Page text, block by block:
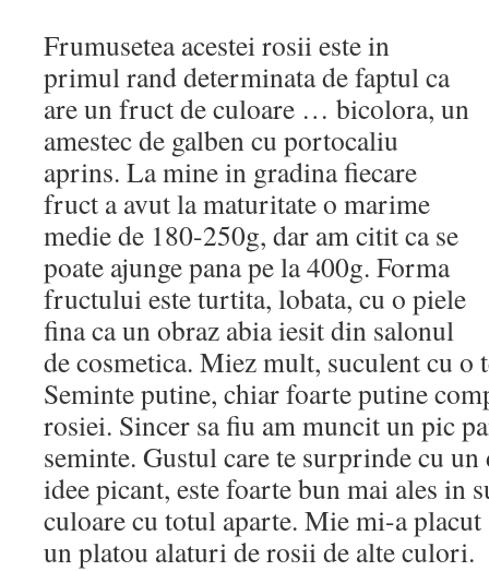
Frumusetea acestei rosii este in
primul rand determinata de faptul ca
are un fruct de culoare … bicolora, un
amestec de galben cu portocaliu
aprins. La mine in gradina fiecare
fruct a avut la maturitate o marime
medie de 180-250g, dar am citit ca se
poate ajunge pana pe la 400g. Forma
fructului este turtita, lobata, cu o piele
fina ca un obraz abia iesit din salonul
de cosmetica. Miez mult, suculent cu o
Seminte putine, chiar foarte putine
rosiei. Sincer sa fiu am muncit un pic
seminte. Gustul care te surprinde cu
idee picant, este foarte bun mai ales in
culoare cu totul aparte. Mie mi-a placut
un platou alaturi de rosii de alte culori.